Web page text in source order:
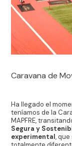
Caravana de
Ha llegado el
teníamos de la
MAPFRE,
Segura y
experimental,